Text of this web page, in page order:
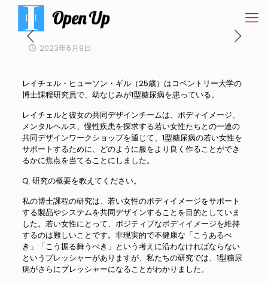
2023年6月9日
レイチェル・ヒューソン・ギル（25歳）はコベントリー大学の
博士課程研究員で、幼なじみが1型糖尿病を患っている。
レイチェルと彼女の共同デザインチームは、ボディイメージ、
メンタルヘルス、慢性疾患を探求する若い女性たちとの一連の
共同デザインワークショップを通じて、1型糖尿病の若い女性を
サポートするために、どのように服をより良く作ることができ
るかに焦点を当てることにしました。
Q. 研究の概要を教えてください。
私の博士課程の研究は、若い女性のボディイメージをサポート
する製品やシステムを共同デザインすることを目的としていま
した。若い女性にとって、ポジティブなボディイメージを維持
するのは難しいことです。非現実的で不健康な「こうあるべ
き」「こう振る舞うべき」という考えに沿わなければならない
というプレッシャーがありますが、私たちの研究では、1型糖尿
病がさらにプレッシャーになることがわかりました。